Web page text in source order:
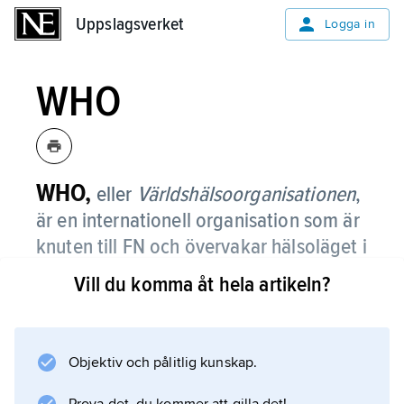
Uppslagsverket Logga in
WHO
WHO, eller Världshälsoorganisationen,
är en internationell organisation som är
knuten till FN och övervakar hälsoläget i
världen.
och andra infektionssjukdomar.
Vill du komma åt hela artikeln?
Objektiv och pålitlig kunskap.